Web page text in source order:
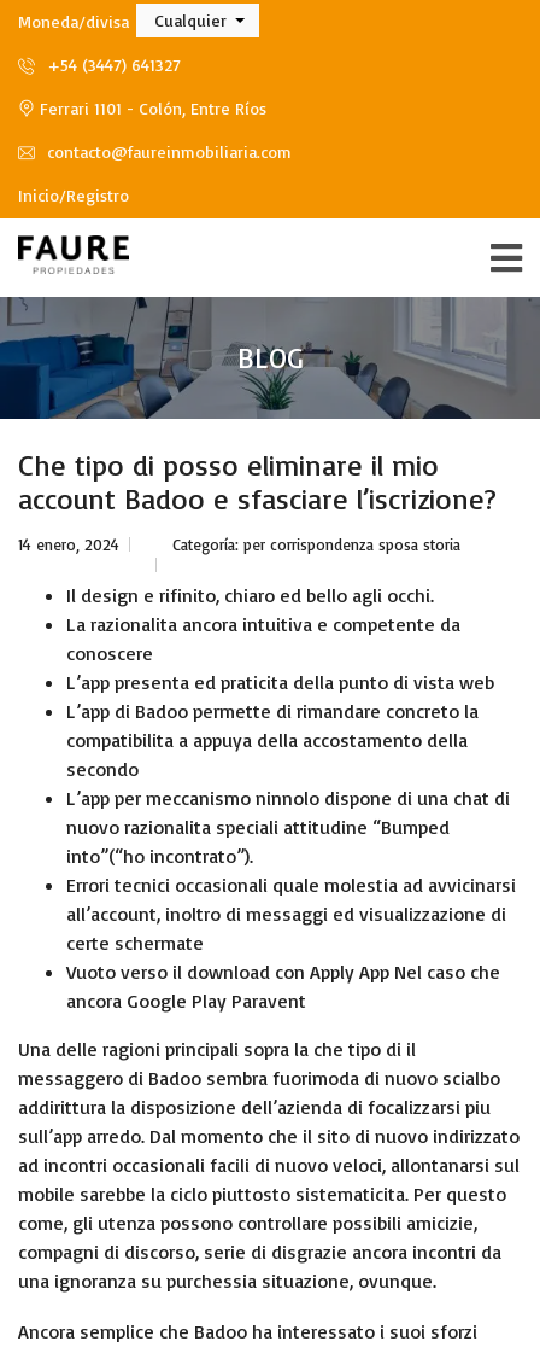
Moneda/divisa Cualquier
+54 (3447) 641327
Ferrari 1101 - Colón, Entre Ríos
contacto@faureinmobiliaria.com
Inicio/Registro
BLOG
Che tipo di posso eliminare il mio
account Badoo e sfasciare l’iscrizione?
14 enero, 2024 Categoría: per corrispondenza sposa storia
Il design e rifinito, chiaro ed bello agli occhi.
La razionalita ancora intuitiva e competente da
conoscere
L’app presenta ed praticita della punto di vista web
L’app di Badoo permette di rimandare concreto la
compatibilita a appuya della accostamento della
secondo
L’app per meccanismo ninnolo dispone di una chat di
nuovo razionalita speciali attitudine “Bumped
into”(“ho incontrato”).
Errori tecnici occasionali quale molestia ad avvicinarsi
all’account, inoltro di messaggi ed visualizzazione di
certe schermate
Vuoto verso il download con Apply App Nel caso che
ancora Google Play Paravent
Una delle ragioni principali sopra la che tipo di il
messaggero di Badoo sembra fuorimoda di nuovo scialbo
addirittura la disposizione dell’azienda di focalizzarsi piu
sull’app arredo. Dal momento che il sito di nuovo indirizzato
ad incontri occasionali facili di nuovo veloci, allontanarsi sul
mobile sarebbe la ciclo piuttosto sistematicita. Per questo
come, gli utenza possono controllare possibili amicizie,
compagni di discorso, serie di disgrazie ancora incontri da
una ignoranza su purchessia situazione, ovunque.
Ancora semplice che Badoo ha interessato i suoi sforzi